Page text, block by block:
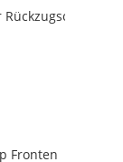
Fronten